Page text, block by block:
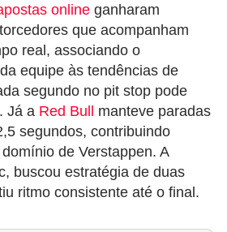
online ganharam
que acompanham
real, associando o
equipe às tendências de
segundo no pit stop pode
Já a Red Bull manteve paradas
segundos, contribuindo
de Verstappen. A
buscou estratégia de duas
ritmo consistente até o final.